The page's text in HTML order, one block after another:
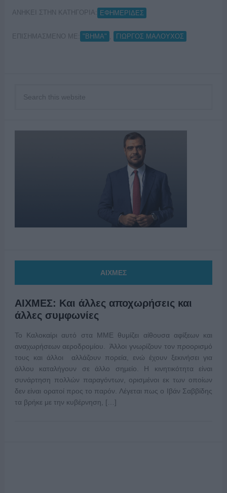
ΑΝΗΚΕΙ ΣΤΗΝ ΚΑΤΗΓΟΡΙΑ: ΕΦΗΜΕΡΙΔΕΣ
ΕΠΙΣΗΜΑΣΜΕΝΟ ΜΕ: "ΒΗΜΑ" ΓΙΩΡΓΟΣ ΜΑΛΟΥΧΟΣ
ΑΙΧΜΕΣ
ΑΙΧΜΕΣ: Και άλλες αποχωρήσεις και
άλλες συμφωνίες
Το Καλοκαίρι αυτό στα ΜΜΕ θυμίζει αίθουσα αφίξεων και
αναχωρήσεων αεροδρομίου. Άλλοι γνωρίζουν τον προορισμό
τους και άλλοι αλλάζουν πορεία, ενώ έχουν ξεκινήσει για
άλλου καταλήγουν σε άλλο σημείο. Η κινητικότητα είναι
συνάρτηση πολλών παραγόντων, ορισμένοι εκ των οποίων
δεν είναι ορατοί προς το παρόν. Λέγεται πως ο Ιβάν Σαββίδης
τα βρήκε με την κυβέρνηση, […]